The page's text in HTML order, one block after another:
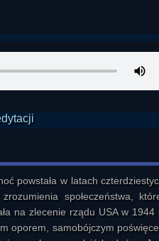
powstała w latach
społeczeństwa,
na zlecenie rządu USA w 1944
oporem, samobójczym